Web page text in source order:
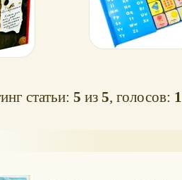
статьи:5 из5, голосов: 1